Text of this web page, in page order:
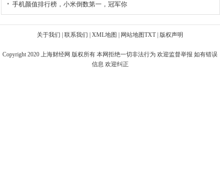
手机颜值排行榜，小米倒数第一，冠军你
关于我们 联系我们 XML地图 网站地图TXT| 版权声明
Copyright 2020 上海财经网 版权所有 本网拒绝一切非法行为 欢迎监督举报 如有错误
信息 欢迎纠正